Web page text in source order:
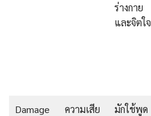
ร่างกาย
และจิตใจ
Damage
ความเสีย
มักใช้พูด